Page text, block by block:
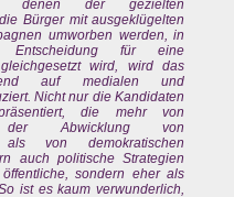
der gezielten
Bürger mit ausgeklügelten
umworben werden, in
für eine
gleichgesetzt wird, wird das
auf medialen und
Nicht nur die Kandidaten
die mehr von
der Abwicklung von
als von demokratischen
auch politische Strategien
sondern eher als
ist es kaum verwunderlich,